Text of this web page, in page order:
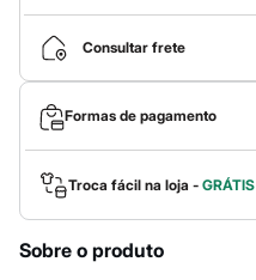
Bolsas
Bonés e Chapéus
Bijoux
Cintos
Óculos
Relógios
Calçados
Botas
Chinelos
Rasteirinhas
Sandálias
Sapatilhas
Consultar frete
Formas de pagamento
Troca fácil na loja - GRÁTIS
Sobre o produto